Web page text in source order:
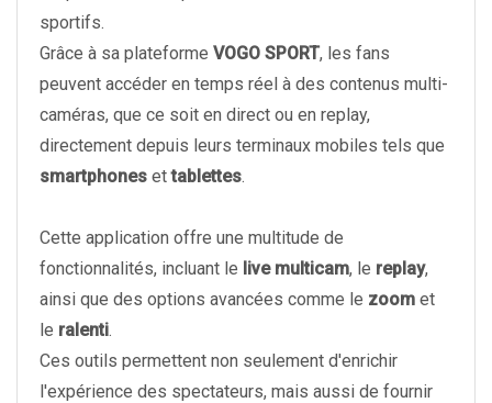
sportifs.
Grâce à sa plateforme VOGO SPORT, les fans
peuvent accéder en temps réel à des contenus multi-
caméras, que ce soit en direct ou en replay,
directement depuis leurs terminaux mobiles tels que
smartphones ettablettes.
Cette application offre une multitude de
fonctionnalités, incluant le live multicam, le replay,
ainsi que des options avancées comme le zoom et
le ralenti.
Ces outils permettent non seulement d'enrichir
l'expérience des spectateurs, mais aussi de fournir